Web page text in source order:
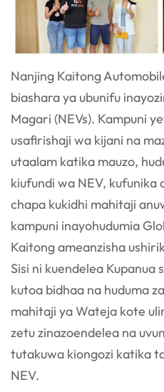
Nanjing Kaitong
biashara ya ubunifu
Magari (NEVs). Kampuni
usafirishaji wa kijani na
utaalam katika mauzo,
kiufundi wa NEV, kufunika
chapa kukidhi mahitaji
kampuni inayohudumia
Kaitong ameanzisha
Sisi ni kuendelea Kupanua
kutoa bidhaa na huduma
mahitaji yaWateja kote
zetu zinazoendelea na
tutakuwa kiongozi katika
NEV.